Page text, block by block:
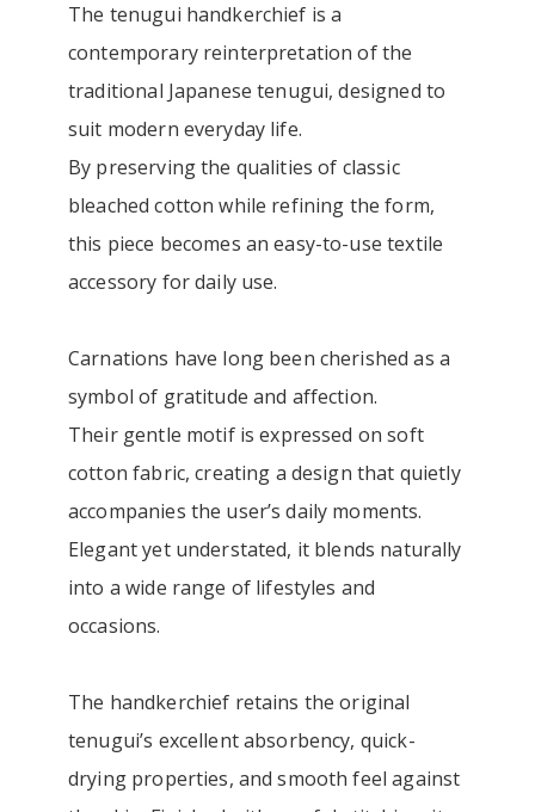
The tenugui handkerchief is a
contemporary reinterpretation of the
traditional Japanese tenugui, designed to
suit modern everyday life.
By preserving the qualities of classic
bleached cotton while refining the form,
this piece becomes an easy-to-use textile
accessory for daily use.
Carnations have long been cherished as a
symbol of gratitude and affection.
Their gentle motif is expressed on soft
cotton fabric, creating a design that quietly
accompanies the user’s daily moments.
Elegant yet understated, it blends naturally
into a wide range of lifestyles and
occasions.
The handkerchief retains the original
tenugui’s excellent absorbency, quick-
drying properties, and smooth feel against